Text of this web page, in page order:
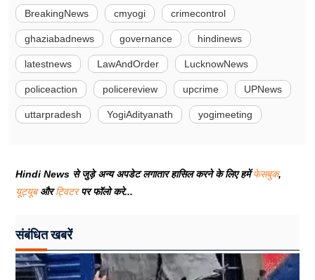
BreakingNews cmyogi crimecontrol
ghaziabadnews governance hindinews
latestnews LawAndOrder LucknowNews
policeaction policereview upcrime UPNews
uttarpradesh YogiAdityanath yogimeeting
Hindi News से जुड़े अन्य अपडेट लगातार हासिल करने के लिए हमेंफेसबुक,
यूट्यूबऔरट्विटरपर फॉलो करे...
संबंधित खबरें